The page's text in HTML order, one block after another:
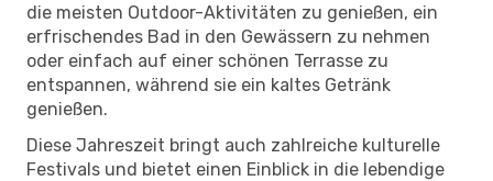
die meisten Outdoor-Aktivitäten zu genießen, ein
erfrischendes Bad in den Gewässern zu nehmen
oder einfach auf einer schönen Terrasse zu
entspannen, während sie ein kaltes Getränk
genießen.
Diese Jahreszeit bringt auch zahlreiche kulturelle
Festivals und bietet einen Einblick in die lebendige